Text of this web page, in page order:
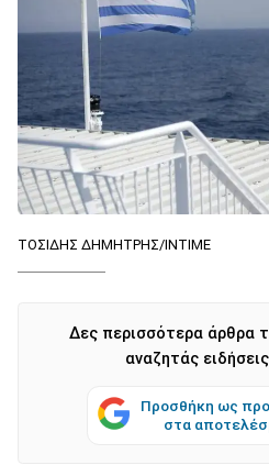
ΤΟΣΙΔΗΣ ΔΗΜΗΤΡΗΣ/ΙΝΤΙΜΕ
Δες περισσότερα άρθρα
αναζητάς
Προσθήκη ως
στα